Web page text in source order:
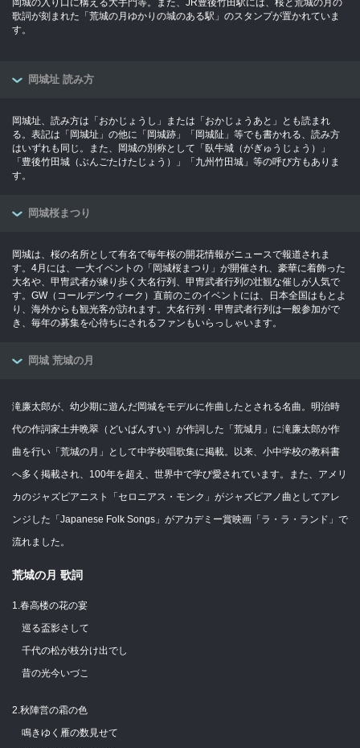
歌詞が刻まれた「荒城の月ゆかりの城のある駅」のスタンプが置かれていま
す。
岡城址 読み方
岡城址、読み方は「おかじょうし」または「おかじょうあと」とも読まれ
る。表記は「岡城址」の他に「岡城跡」「岡城阯」等でも書かれる、読み方
はいずれも同じ。また、岡城の別称として「臥牛城（がぎゅうじょう）」
「豊後竹田城（ぶんごたけたじょう）」「九州竹田城」等の呼び方もありま
す。
岡城桜まつり
岡城は、桜の名所として有名で毎年桜の開花情報がニュースで報道されま
す。4月には、一大イベントの「岡城桜まつり」が開催され、豪華に着飾った
大名や、甲冑武者が練り歩く大名行列、甲冑武者行列の壮観な催しが人気で
す。GW（コールデンウィーク）直前のこのイベントには、日本全国はもとよ
り、海外からも観光客が訪れます。大名行列・甲冑武者行列は一般参加がで
き、毎年の募集を心待ちにされるファンもいらっしゃいます。
岡城 荒城の月
滝廉太郎が、幼少期に遊んだ岡城をモデルに作曲したとされる名曲。明治時
代の作詞家土井晩翠（どいばんすい）が作詞した「荒城月」に滝廉太郎が作
曲を行い「荒城の月」として中学校唱歌集に掲載。以来、小中学校の教科書
へ多く掲載され、100年を超え、世界中で学び愛されています。また、アメリ
カのジャズピアニスト「セロニアス・モンク」がジャズピアノ曲としてアレ
ンジした「Japanese Folk Songs」がアカデミー賞映画「ラ・ラ・ランド」で
流れました。
荒城の月 歌詞
1.春高楼の花の宴
巡る盃影さして
千代の松が枝分け出でし
昔の光今いづこ
2.秋陣営の霜の色
鳴きゆく雁の数見せて